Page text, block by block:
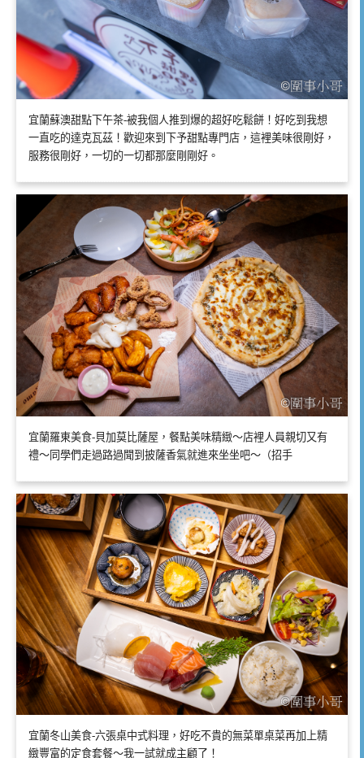
宜蘭蘇澳甜點下午茶-被我個人推到爆的超好吃鬆餅！好吃到我想
一直吃的達克瓦茲！歡迎來到下予甜點專門店，這裡美味很剛好，
服務很剛好，一切的一切都那麼剛剛好。
宜蘭羅東美食-貝加莫比薩屋，餐點美味精緻～店裡人員親切又有
禮～同學們走過路過聞到披薩香氣就進來坐坐吧～（招手
宜蘭冬山美食-六張桌中式料理，好吃不貴的無菜單桌菜再加上精
緻豐富的定食套餐～我一試就成主顧了！